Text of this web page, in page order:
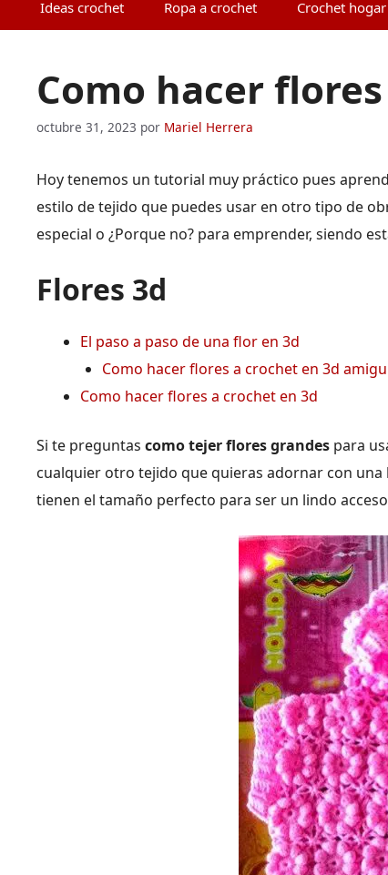
Ideas crochet Ropa a crochet Crochet hogar
Como hacer
octubre 31, 2023 por Mariel Herrera
Hoy tenemos un tutorial muy práctico pues
estilo de tejido que puedes usar en otro tipo de
especial o ¿Porque no? para emprender, siendo
Flores 3d
El paso a paso de una flor en 3d
Como hacer flores a crochet en 3d
Como hacer flores a crochet en 3d
Si te preguntas como tejer flores grandes para
cualquier otro tejido que quieras adornar con
tienen el tamaño perfecto para ser un lindo